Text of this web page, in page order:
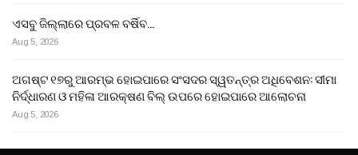
ଏସବୁ ଜିଲ୍ଲାରେ ପ୍ରବଳ ବର୍ଷିବ…
Aug 5, 2026
ଅଗଷ୍ଟ ୧୭ରୁ ଆରମ୍ଭ ହୋଇପାରେ ସଂସଦର ସ୍ୱତନ୍ତ୍ର ଅଧିବେଶନ: ସୀମା
ନିର୍ଦ୍ଧାରଣ ଓ ମହିଳା ଆରକ୍ଷଣ ବିଲ୍ ଉପରେ ହୋଇପାରେ ଆଲୋଚନା
Aug 5, 2026